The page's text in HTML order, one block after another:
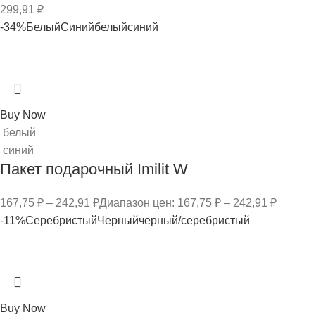
299,91 ₽
-34%БелыйСинийбелыйсиний
Buy Now
белый
синий
Пакет подарочный Imilit W
167,75 ₽ – 242,91 ₽Диапазон цен: 167,75 ₽ – 242,91 ₽
-11%СеребристыйЧерныйчерный/серебристый
Buy Now